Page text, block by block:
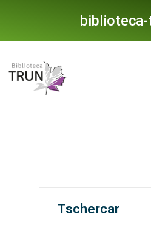
Tschercar